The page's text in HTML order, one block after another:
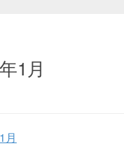
1月
月